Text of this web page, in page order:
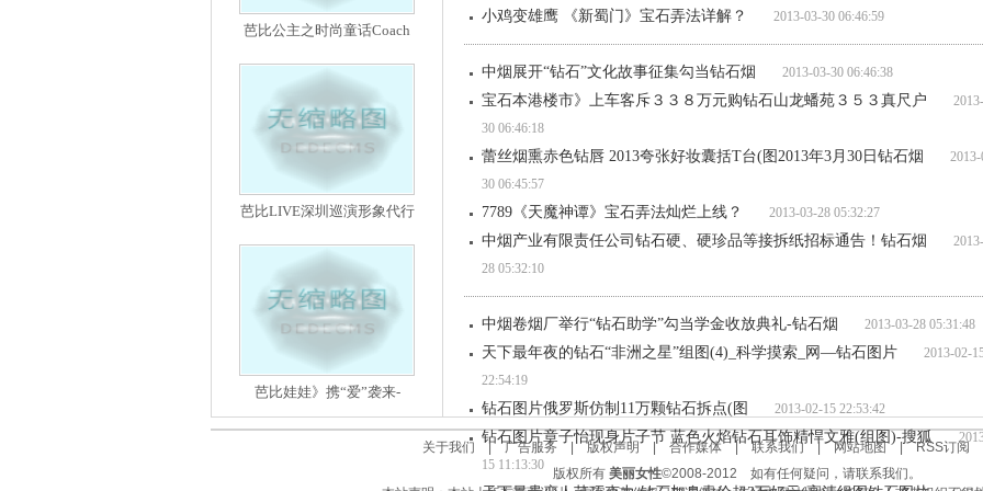
芭比公主之时尚童话Coach
芭比LIVE深圳巡演形象代行
芭比娃娃》携“爱”袭来-
小鸡变雄鹰 《新蜀门》宝石弄法详解？ 2013-03-30 06:46:59
中烟展开“钻石”文化故事征集勾当钻石烟 2013-03-30 06:46:38
宝石本港楼市》上车客斥３３８万元购钻石山龙蟠苑３５３真尺户 2013-
30 06:46:18
蕾丝烟熏赤色钻唇 2013夸张好妆囊括T台(图2013年3月30日钻石烟
2013-
30 06:45:57
7789《天魔神谭》宝石弄法灿烂上线？
2013-03-28 05:32:27
中烟产业有限责任公司钻石硬、硬珍品等接拆纸招标通告！钻石烟 2013-
28 05:32:10
中烟卷烟厂举行“钻石助学”勾当学金收放典礼-钻石烟 2013-03-28 05:31:48
天下最年夜的钻石“非洲之星”组图(4)_科学摸索_网—钻石图片 2013-02-
22:54:19
钻石图片俄罗斯仿制11万颗钻石拆点(图
2013-02-15 22:53:42
钻石图片章子怡现身片子节 蓝色火焰钻石耳饰精悍文雅(组图)-搜狐
15 11:13:30
关于我们 |广告服务 |版权声明| 合作媒体| 联系我们|网站地图|RSS订阅
版权所有 美丽女性©2008-2012 如有任何疑问，请联系我们。